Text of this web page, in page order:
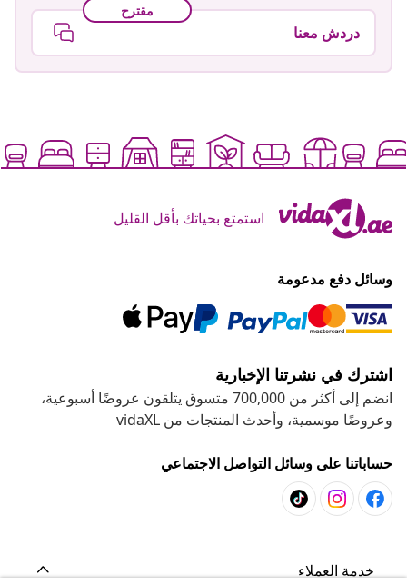
مقترح
دردش معنا
استمتع بحياتك بأقل القليل
وسائل دفع مدعومة
اشترك في نشرتنا الإخبارية
انضم إلى أكثر من 700,000 متسوق يتلقون عروضًا أسبوعية،
وعروضًا موسمية، وأحدث المنتجات من vidaXL
حساباتنا على وسائل التواصل الاجتماعي
خدمة العملاء